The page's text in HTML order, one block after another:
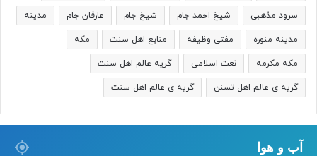
سرود مذهبی شیخ احمد جام شیخ جام عارفان جام مدینه
مدینه منوره مفتی وظیفه منابع اهل سنت مکه
مکه مکرمه نعت اسلامی گریه عالم اهل سنت
گریه ی عالم اهل تسنن گریه ی عالم اهل سنت
آب و هوا